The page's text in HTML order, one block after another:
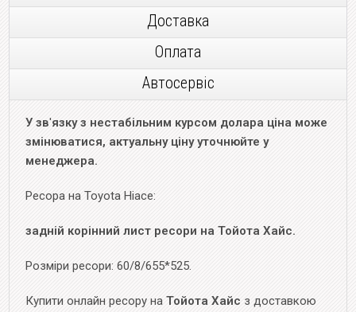
Доставка
Оплата
Автосервіс
У зв'язку з нестабільним курсом долара ціна може
змінюватися, актуальну ціну уточнюйте у
менеджера.
Ресора на Toyota Hiace:
задній корінний лист ресори на Тойота Хайс.
Розміри ресори: 60/8/655*525.
Купити онлайн ресору на Тойота Хайс з доставкою